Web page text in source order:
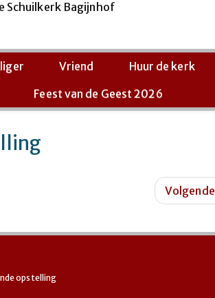
Vriend Huur de kerk
Feest van de Geest 2026
Volgende
opstelling